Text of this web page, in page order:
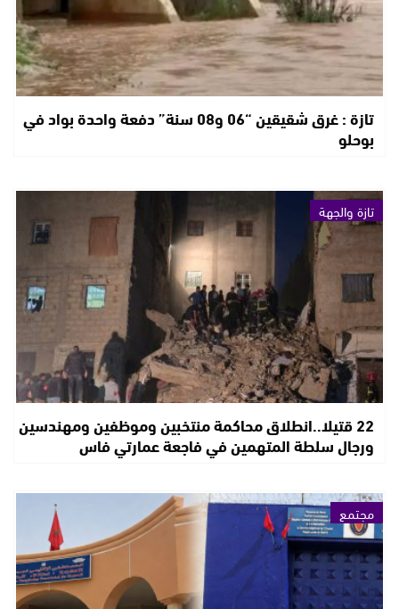
تازة : غرق شقيقين “06 و08 سنة” دفعة واحدة بواد في
بوحلو
تازة والجهة
22 قتيلا..انطلاق محاكمة منتخبين وموظفين ومهندسين
ورجال سلطة المتهمين في فاجعة عمارتي فاس
مجتمع